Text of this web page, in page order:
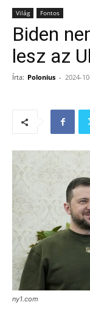
Világ Fontos
Biden
lesz az
Írta: Polonius - 2024-
ny1.com